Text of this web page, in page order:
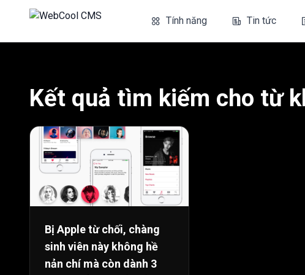
Tính năng Tin tức
Kết quả tìm kiếm cho từ
Bị Apple từ chối, chàng
sinh viên này không hề
nản chí mà còn dành 3